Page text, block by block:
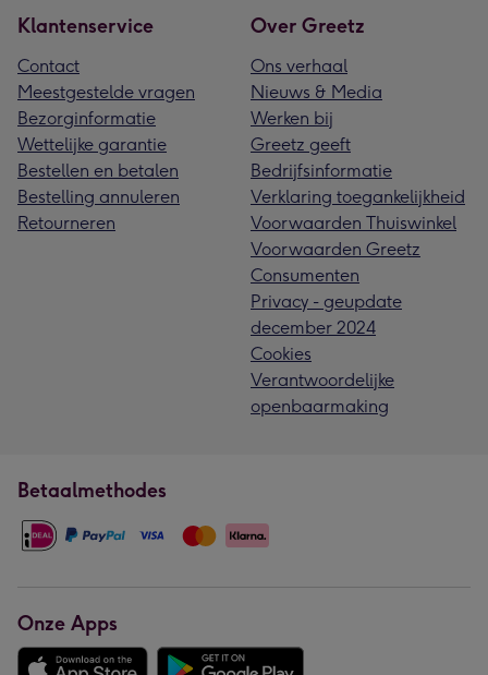
Klantenservice
Contact
Meestgestelde vragen
Bezorginformatie
Wettelijke garantie
Bestellen en betalen
Bestelling annuleren
Retourneren
Over Greetz
Ons verhaal
Nieuws & Media
Werken bij
Greetz geeft
Bedrijfsinformatie
Verklaring toegankelijkheid
Voorwaarden Thuiswinkel
Voorwaarden Greetz
Consumenten
Privacy - geupdate
december 2024
Cookies
Verantwoordelijke
openbaarmaking
Betaalmethodes
Onze Apps